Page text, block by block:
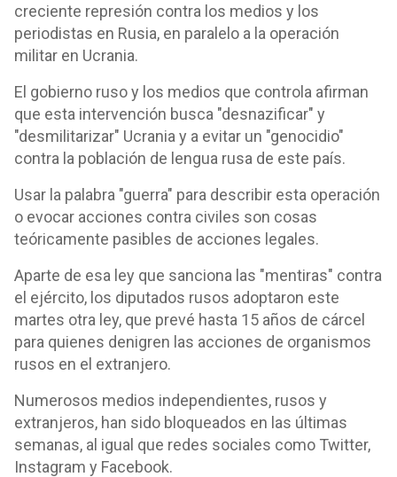
creciente represión contra los medios y los
periodistas en Rusia, en paralelo a la operación
militar en Ucrania.
El gobierno ruso y los medios que controla afirman
que esta intervención busca "desnazificar" y
"desmilitarizar" Ucrania y a evitar un "genocidio"
contra la población de lengua rusa de este país.
Usar la palabra "guerra" para describir esta operación
o evocar acciones contra civiles son cosas
teóricamente pasibles de acciones legales.
Aparte de esa ley que sanciona las "mentiras" contra
el ejército, los diputados rusos adoptaron este
martes otra ley, que prevé hasta 15 años de cárcel
para quienes denigren las acciones de organismos
rusos en el extranjero.
Numerosos medios independientes, rusos y
extranjeros, han sido bloqueados en las últimas
semanas, al igual que redes sociales como Twitter,
Instagram y Facebook.